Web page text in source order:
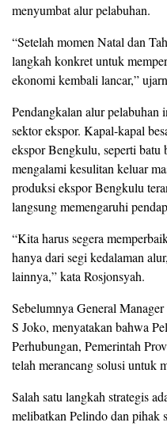
menyumbat alur pelabuhan.
“Setelah momen Natal dan
langkah konkret untuk
ekonomi kembali lancar,”
Pendangkalan alur
sektor ekspor. Kapal-kapal
ekspor Bengkulu, seperti batu
mengalami kesulitan keluar
produksi ekspor Bengkulu
langsung memengaruhi
“Kita harus segera
hanya dari segi kedalaman
lainnya,” kata Rosjonsyah.
Sebelumnya General
S Joko, menyatakan bahwa
Perhubungan, Pemerintah
telah merancang solusi untuk
Salah satu langkah strategis
melibatkan Pelindo dan pihak